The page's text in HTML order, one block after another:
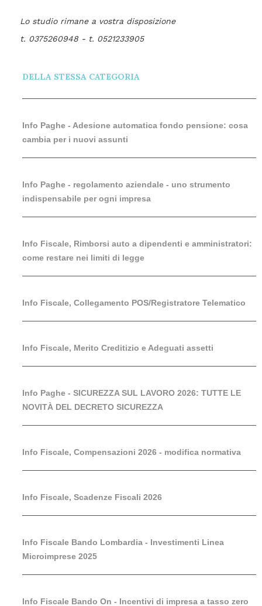
Lo studio rimane a vostra disposizione
t. 0375260948 - t. 0521233905
DELLA STESSA CATEGORIA
Info Paghe - Adesione automatica fondo pensione: cosa
cambia per i nuovi assunti
Info Paghe - regolamento aziendale - uno strumento
indispensabile per ogni impresa
Info Fiscale, Rimborsi auto a dipendenti e amministratori:
come restare nei limiti di legge
Info Fiscale, Collegamento POS/Registratore Telematico
Info Fiscale, Merito Creditizio e Adeguati assetti
Info Paghe - SICUREZZA SUL LAVORO 2026: TUTTE LE
NOVITÀ DEL DECRETO SICUREZZA
Info Fiscale, Compensazioni 2026 - modifica normativa
Info Fiscale, Scadenze Fiscali 2026
Info Fiscale Bando Lombardia - Investimenti Linea
Microimprese 2025
Info Fiscale Bando On - Incentivi di impresa a tasso zero